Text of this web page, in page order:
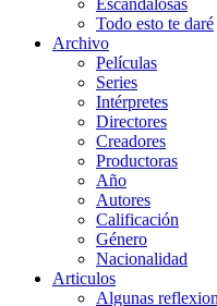
Todo esto te daré
Archivo
Películas
Series
Intérpretes
Directores
Creadores
Productoras
Año
Autores
Calificación
Género
Nacionalidad
Articulos
Algunas